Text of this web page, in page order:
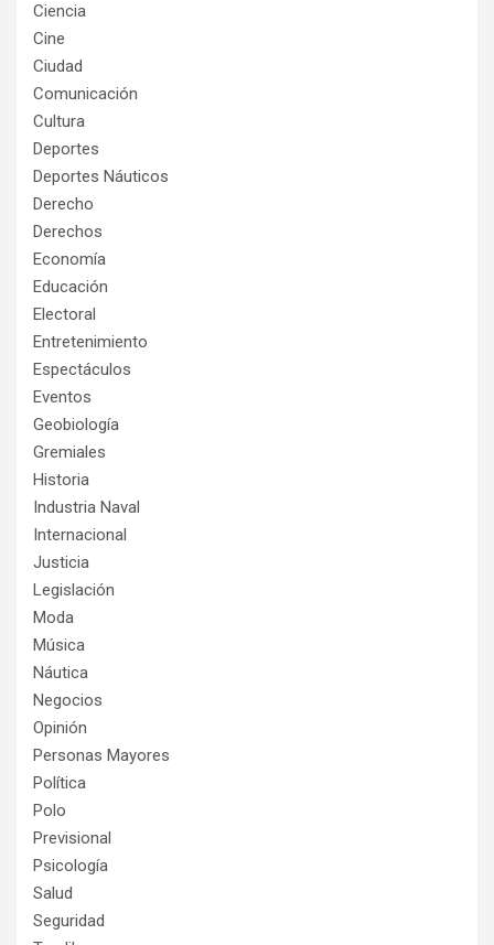
Ciencia
Cine
Ciudad
Comunicación
Cultura
Deportes
Deportes Náuticos
Derecho
Derechos
Economía
Educación
Electoral
Entretenimiento
Espectáculos
Eventos
Geobiología
Gremiales
Historia
Industria Naval
Internacional
Justicia
Legislación
Moda
Música
Náutica
Negocios
Opinión
Personas Mayores
Política
Polo
Previsional
Psicología
Salud
Seguridad